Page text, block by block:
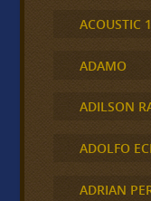
ACOUSTIC
ADAMO
ADILSON
ADOLFO
ADRIAN